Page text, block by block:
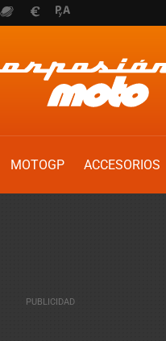
MOTOGP ACCESORIOS